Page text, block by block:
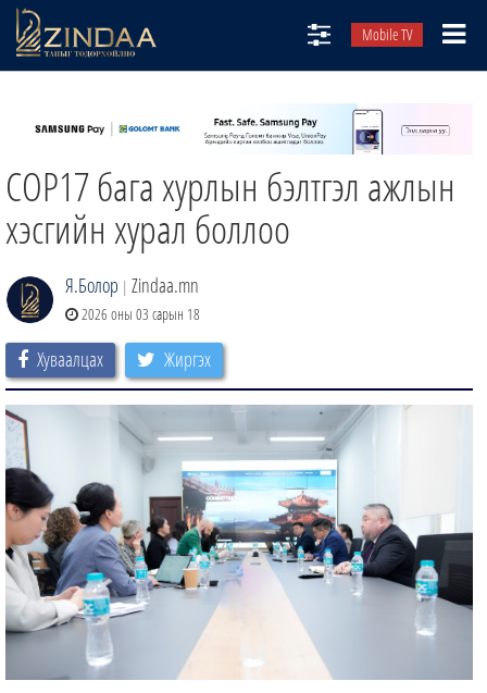
Mobile TV
ТВ8
ӨГЛӨӨНИЙ СОНИН
АУДИО ЗОХИОЛ
COP17 бага хурлын бэлтгэл ажлын
хэсгийн хурал боллоо
Я.Болор | Zindaa.mn
2026 оны 03 сарын 18
Хуваалцах Жиргэх